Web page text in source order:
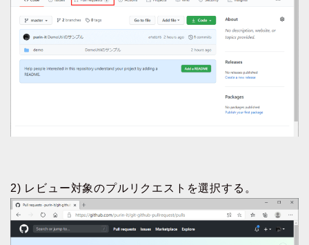
2) レビュー対象のプルリクエストを選択する。